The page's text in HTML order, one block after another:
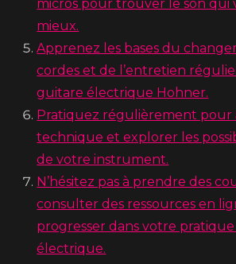
micros pour trouver le son qui
mieux.
Apprenez les bases du
cordes et de l’entretien
guitare électrique Hohner.
Pratiquez régulièrement pour
technique et explorer les
de votre instrument.
N’hésitez pas à prendre des
consulter des ressources en
progresser dans votre
électrique.